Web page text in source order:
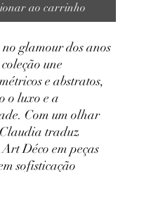
ao carrinho
glamour dos anos
une
e abstratos,
o luxo e a
Com um olhar
traduz
Art Déco em peças
sofisticação